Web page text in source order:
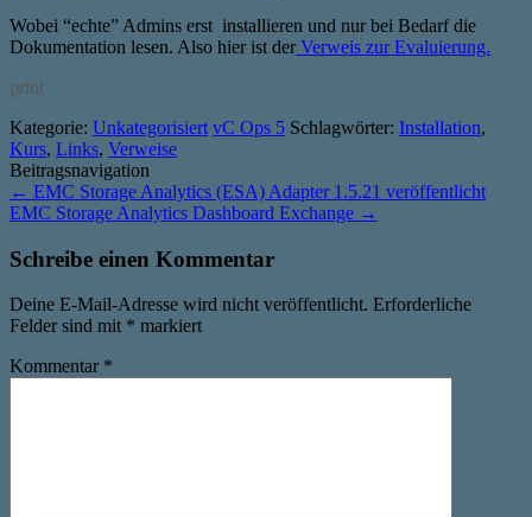
Wobei “echte” Admins erst installieren und nur bei Bedarf die
Dokumentation lesen. Also hier ist derVerweis zur Evaluierung.
print
Kategorie: Unkategorisiert vC Ops 5 Schlagwörter: Installation,
Kurs, Links, Verweise
Beitragsnavigation
← EMC Storage Analytics (ESA) Adapter 1.5.21 veröffentlicht
EMC Storage Analytics Dashboard Exchange →
Schreibe einen Kommentar
Deine E-Mail-Adresse wird nicht veröffentlicht. Erforderliche
Felder sind mit * markiert
Kommentar *